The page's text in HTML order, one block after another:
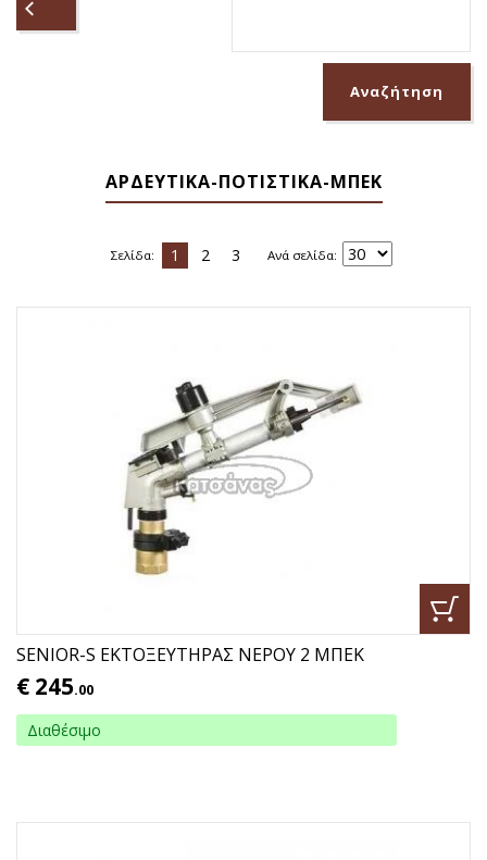
ΑΡΔΕΥΤΙΚΑ-ΠΟΤΙΣΤΙΚΑ-ΜΠΕΚ
Σελίδα: 1 2 3 Ανά σελίδα:
SENIOR-S ΕΚΤΟΞΕΥΤΗΡΑΣ ΝΕΡΟΥ 2 ΜΠΕΚ
€ 245.00
Διαθέσιμο